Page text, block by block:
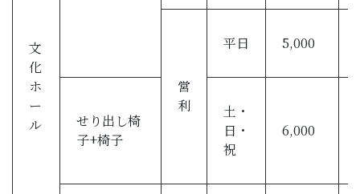
文
化
ホ
ー
ル
営
利
平日 5,000
せり出し椅
子+椅子
土・
日・
祝
6,000